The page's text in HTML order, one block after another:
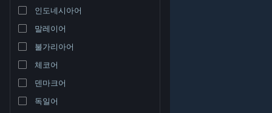
인도네시아어
말레이어
불가리아어
체코어
덴마크어
독일어